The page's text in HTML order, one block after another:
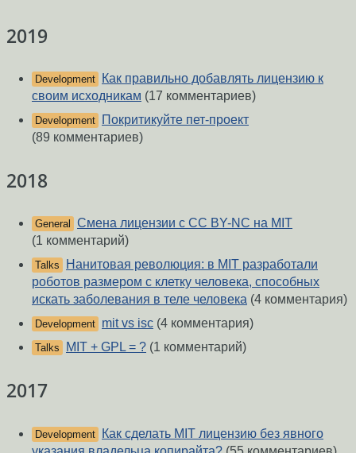
2019
Development
Как правильно добавлять лицензию к
своим исходникам (17 комментариев)
Development
Покритикуйте пет-проект
(89 комментариев)
2018
General
Смена лицензии с CC BY-NC на MIT
(1 комментарий)
Talks
Нанитовая революция: в MIT разработали
роботов размером с клетку человека, способных
искать заболевания в теле человека (4 комментария)
Development mit vs isc (4 комментария)
Talks MIT + GPL = ? (1 комментарий)
2017
Development
Как сделать MIT лицензию без явного